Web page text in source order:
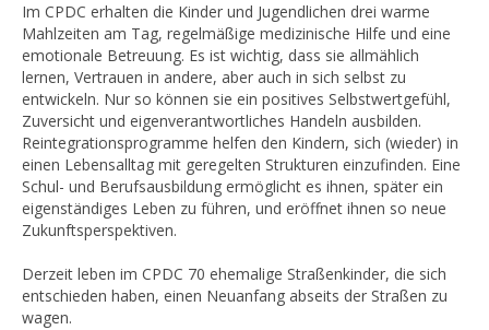
Im CPDC erhalten die Kinder und Jugendlichen drei warme
Mahlzeiten am Tag, regelmäßige medizinische Hilfe und eine
emotionale Betreuung. Es ist wichtig, dass sie allmählich
lernen, Vertrauen in andere, aber auch in sich selbst zu
entwickeln. Nur so können sie ein positives Selbstwertgefühl,
Zuversicht und eigenverantwortliches Handeln ausbilden.
Reintegrationsprogramme helfen den Kindern, sich (wieder) in
einen Lebensalltag mit geregelten Strukturen einzufinden. Eine
Schul- und Berufsausbildung ermöglicht es ihnen, später ein
eigenständiges Leben zu führen, und eröffnet ihnen so neue
Zukunftsperspektiven.
Derzeit leben im CPDC 70 ehemalige Straßenkinder, die sich
entschieden haben, einen Neuanfang abseits der Straßen zu
wagen.